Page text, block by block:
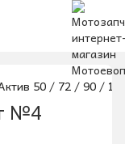
50 / 72 / 90 /
№4